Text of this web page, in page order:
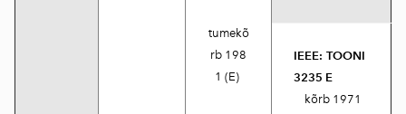
tumekõ
rb 198
1 (E)
IEEE: TOONI
3235 E
kõrb 1971